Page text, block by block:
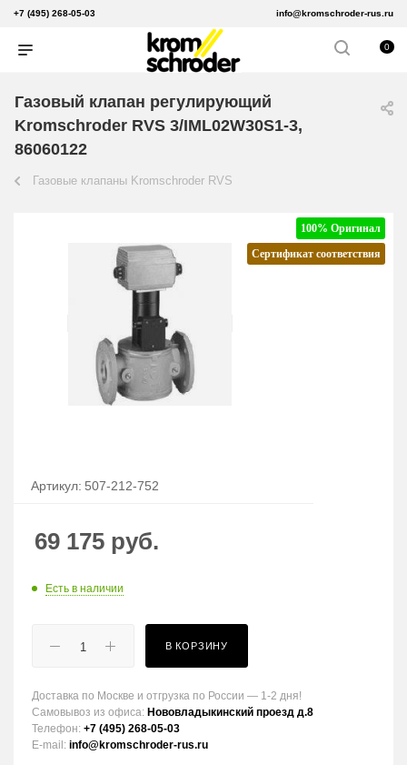
+7 (495) 268-05-03 info@kromschroder-rus.ru
0
Газовый клапан регулирующий
Kromschroder RVS 3/IML02W30S1-3,
86060122
Газовые клапаны Kromschroder RVS
100% Оригинал
Сертификат соответствия
Артикул: 507-212-752
69 175 руб.
Есть в наличии
В КОРЗИНУ
Доставка по Москве и отгрузка по России — 1-2 дня!
Самовывоз из офиса: Нововладыкинский проезд д.8
Телефон: +7 (495) 268-05-03
E-mail: info@kromschroder-rus.ru